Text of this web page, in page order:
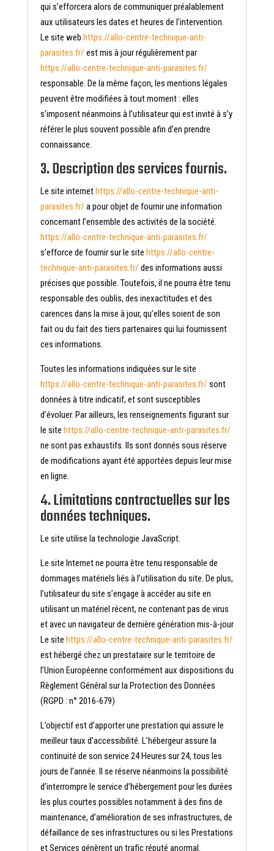
qui s’efforcera alors de communiquer préalablement
aux utilisateurs les dates et heures de l’intervention.
Le site web https://allo-centre-technique-anti-
parasites.fr/ est mis à jour régulièrement par
https://allo-centre-technique-anti-parasites.fr/
responsable. De la même façon, les mentions légales
peuvent être modifiées à tout moment : elles
s’imposent néanmoins à l’utilisateur qui est invité à s’y
référer le plus souvent possible afin d’en prendre
connaissance.
3. Description des services fournis.
Le site internethttps://allo-centre-technique-anti-
parasites.fr/ a pour objet de fournir une information
concernant l’ensemble des activités de la société.
https://allo-centre-technique-anti-parasites.fr/
s’efforce de fournir sur le site https://allo-centre-
technique-anti-parasites.fr/ des informations aussi
précises que possible. Toutefois, il ne pourra être tenu
responsable des oublis, des inexactitudes et des
carences dans la mise à jour, qu’elles soient de son
fait ou du fait des tiers partenaires qui lui fournissent
ces informations.
Toutes les informations indiquées sur le site
https://allo-centre-technique-anti-parasites.fr/ sont
données à titre indicatif, et sont susceptibles
d’évoluer. Par ailleurs, les renseignements figurant sur
le site https://allo-centre-technique-anti-parasites.fr/
ne sont pas exhaustifs. Ils sont donnés sous réserve
de modifications ayant été apportées depuis leur mise
en ligne.
4. Limitations contractuelles sur les
données techniques.
Le site utilise la technologie JavaScript.
Le site Internet ne pourra être tenu responsable de
dommages matériels liés à l’utilisation du site. De plus,
l’utilisateur du site s’engage à accéder au site en
utilisant un matériel récent, ne contenant pas de virus
et avec un navigateur de dernière génération mis-à-jour
Le site https://allo-centre-technique-anti-parasites.fr/
est hébergé chez un prestataire sur le territoire de
l’Union Européenne conformément aux dispositions du
Règlement Général sur la Protection des Données
(RGPD : n° 2016-679)
L’objectif est d’apporter une prestation qui assure le
meilleur taux d’accessibilité. L’hébergeur assure la
continuité de son service 24 Heures sur 24, tous les
jours de l’année. Il se réserve néanmoins la possibilité
d’interrompre le service d’hébergement pour les durées
les plus courtes possibles notamment à des fins de
maintenance, d’amélioration de ses infrastructures, de
défaillance de ses infrastructures ou si les Prestations
et Services génèrent un trafic réputé anormal.